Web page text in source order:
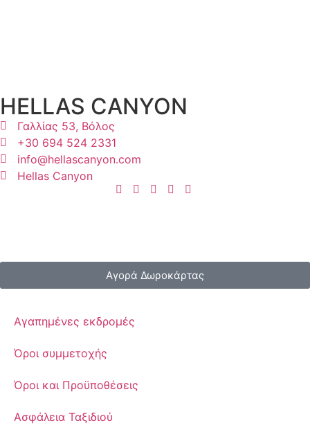
HELLAS CANYON
Γαλλίας 53, Βόλος
+30 694 524 2331
info@hellascanyon.com
Hellas Canyon
Αγορά Δωροκάρτας
Αγαπημένες εκδρομές
Όροι συμμετοχής
Όροι και Προϋποθέσεις
Ασφάλεια Ταξιδιού